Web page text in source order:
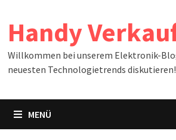
Inhalt
springen
Handy
Willkommen bei unserem Elektronik-
neuesten Technologietrends diskutieren!
MENÜ